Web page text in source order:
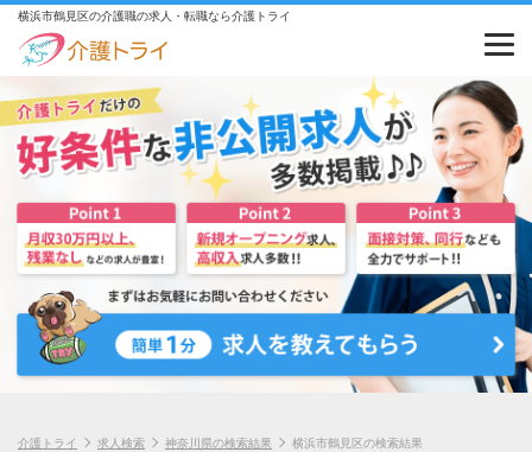
横浜市鶴見区の介護職の求人・転職なら介護トライ
介護トライ 求人検索 神奈川県の検索結果 横浜市鶴見区の検索結果